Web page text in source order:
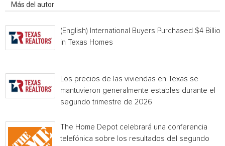
Más del autor
(English) International Buyers Purchased $4 Billion
in Texas Homes
Los precios de las viviendas en Texas se
mantuvieron generalmente estables durante el
segundo trimestre de 2026
The Home Depot celebrará una conferencia
telefónica sobre los resultados del segundo